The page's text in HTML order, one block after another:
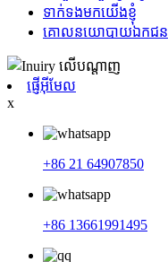
ទាក់ទងមកយើងខ្ញុំ
គោលនយោបាយឯកជន
ផ្ញើអ៊ីមែល
x
+86 21 64907850
+86 13661991495